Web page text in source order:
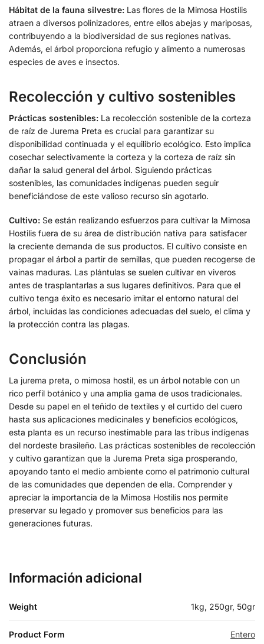
Hábitat de la fauna silvestre: Las flores de la Mimosa Hostilis
atraen a diversos polinizadores, entre ellos abejas y mariposas,
contribuyendo a la biodiversidad de sus regiones nativas.
Además, el árbol proporciona refugio y alimento a numerosas
especies de aves e insectos.
Recolección y cultivo sostenibles
Prácticas sostenibles: La recolección sostenible de la corteza
de raíz de Jurema Preta es crucial para garantizar su
disponibilidad continuada y el equilibrio ecológico. Esto implica
cosechar selectivamente la corteza y la corteza de raíz sin
dañar la salud general del árbol. Siguiendo prácticas
sostenibles, las comunidades indígenas pueden seguir
beneficiándose de este valioso recurso sin agotarlo.
Cultivo: Se están realizando esfuerzos para cultivar la Mimosa
Hostilis fuera de su área de distribución nativa para satisfacer
la creciente demanda de sus productos. El cultivo consiste en
propagar el árbol a partir de semillas, que pueden recogerse de
vainas maduras. Las plántulas se suelen cultivar en viveros
antes de trasplantarlas a sus lugares definitivos. Para que el
cultivo tenga éxito es necesario imitar el entorno natural del
árbol, incluidas las condiciones adecuadas del suelo, el clima y
la protección contra las plagas.
Conclusión
La jurema preta, o mimosa hostil, es un árbol notable con un
rico perfil botánico y una amplia gama de usos tradicionales.
Desde su papel en el teñido de textiles y el curtido del cuero
hasta sus aplicaciones medicinales y beneficios ecológicos,
esta planta es un recurso inestimable para las tribus indígenas
del nordeste brasileño. Las prácticas sostenibles de recolección
y cultivo garantizan que la Jurema Preta siga prosperando,
apoyando tanto el medio ambiente como el patrimonio cultural
de las comunidades que dependen de ella. Comprender y
apreciar la importancia de la Mimosa Hostilis nos permite
preservar su legado y promover sus beneficios para las
generaciones futuras.
Información adicional
Weight 1kg, 250gr, 50gr
Product Form Entero